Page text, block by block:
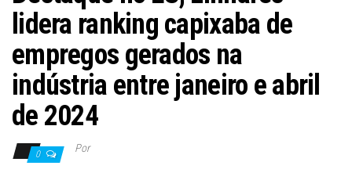
lidera ranking capixaba de
empregos gerados na
indústria entre janeiro e abril
de 2024
0 Por